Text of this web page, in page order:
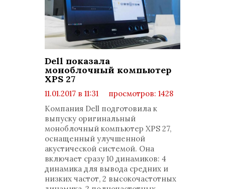
Dell показала
моноблочный компьютер
XPS 27
11.01.2017 в 11:31
просмотров: 1428
комментариев: 0
Компания Dell подготовила к
выпуску оригинальный
моноблочный компьютер XPS 27,
оснащенный улучшенной
акустической системой. Она
включает сразу 10 динамиков: 4
динамика для вывода средних и
низких частот, 2 высокочастотных